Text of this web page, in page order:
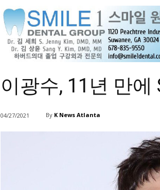
이광수, 11년 만에
04/27/2021 By K News Atlanta